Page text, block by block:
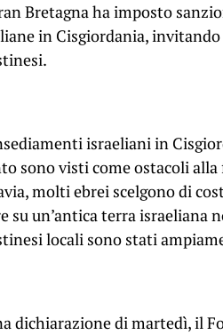
Bretagna ha imposto
in Cisgiordania,
israeliani in
sono visti come ostacoli
molti ebrei scelgono di
su un’antica terra israeliana
locali sono stati
dichiarazione di martedì, il